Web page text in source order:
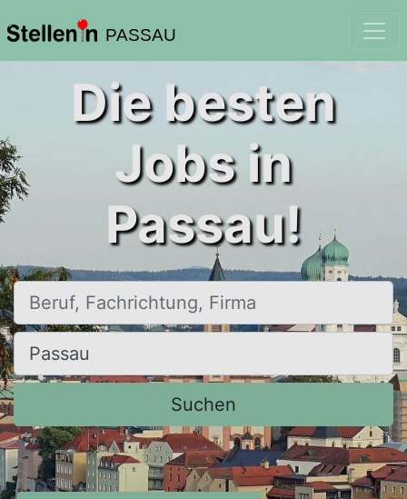
PASSAU
Die besten
Jobs in
Passau!
Beruf, Fachrichtung, Firma
Ort, Stadt
Suchen